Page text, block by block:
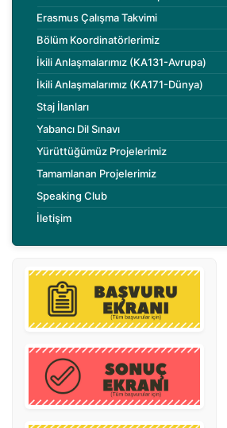
Erasmus Çalışma Takvimi
Bölüm Koordinatörlerimiz
İkili Anlaşmalarımız (KA131-Avrupa)
İkili Anlaşmalarımız (KA171-Dünya)
Staj İlanları
Yabancı Dil Sınavı
Yürüttüğümüz Projelerimiz
Tamamlanan Projelerimiz
Speaking Club
İletişim